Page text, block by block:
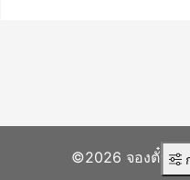
©2026 จองตั๋วรถ